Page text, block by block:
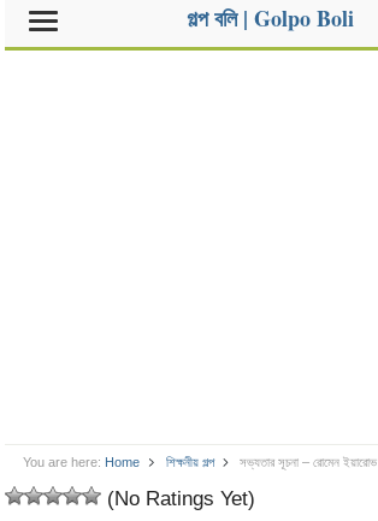
গল্প বলি | Golpo Boli
You are here: Home শিক্ষনীয় গল্প সভ্যতার সূচনা – রোমেন ইয়ারোভ
(No Ratings Yet)